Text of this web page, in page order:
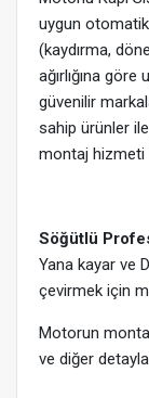
uygun
(kaydırma,
ağırlığına
güvenilir
sahip ürünler
montaj hizmeti
Söğütlü
Yana kayar ve
çevirmek için
Motorun
ve diğer